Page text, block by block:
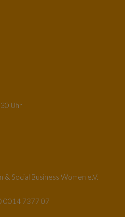
Uhr
Social Business Women e.V.
0014 7377 07